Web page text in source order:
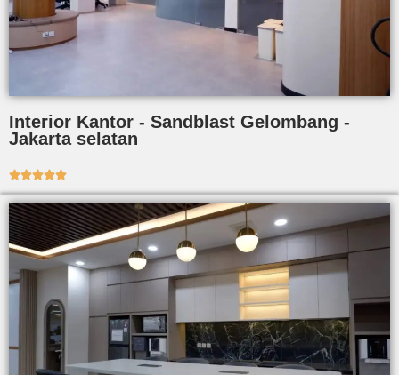
Interior Kantor - Sandblast Gelombang -
Jakarta selatan
